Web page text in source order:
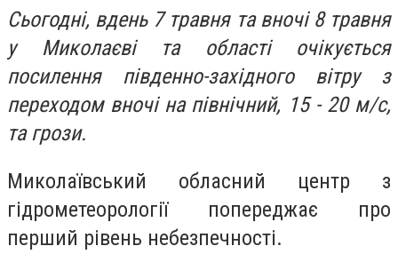
Сьогодні, вдень 7 травня та вночі 8 травня
у Миколаєві та області очікується
посилення південно-західного вітру з
переходом вночі на північний, 15 - 20 м/с,
та грози.
Миколаївський обласний центр з
гідрометеорології попереджає про
перший рівень небезпечності.